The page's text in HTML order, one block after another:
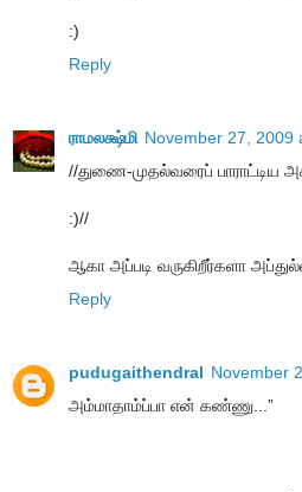
:)
Reply
ராமலக்ஷ்மி November 27, 2009
//துணை-முதல்வரைப் பாராட்டிய
:)//
ஆகா அப்படி வருகிறீர்களா
Reply
pudugaithendral November
அம்மாதாம்ப்பா என் கண்ணு...”